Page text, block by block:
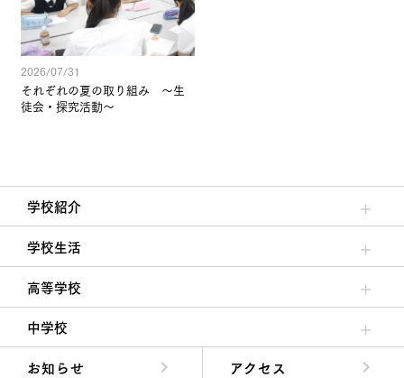
2026/07/31
それぞれの夏の取り組み ～生
徒会・探究活動～
学校紹介
理事長/学園長メッセージ
安心して任せられる学校
沿革
施設・設備
大学合格実績
学校生活
クラブ活動・生徒会活動
夙川ブログ
制服紹介
夙川カレンダー
高等学校
高校校長からの挨拶
高校の教育方針／特色
特進コース／進学コース
年間行事
先輩たちの声・生徒たちの声
中学校
中学校長からの挨拶
中学校の教育方針／特色
Aコース／Bコース
年間行事
先輩たちの声・生徒たちの声
お知らせ
アクセス